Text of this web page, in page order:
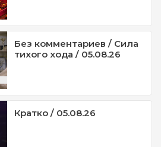
Без комментариев / Сила
тихого хода / 05.08.26
Кратко / 05.08.26